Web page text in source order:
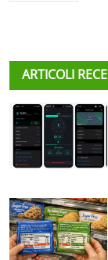
ARTICOLI